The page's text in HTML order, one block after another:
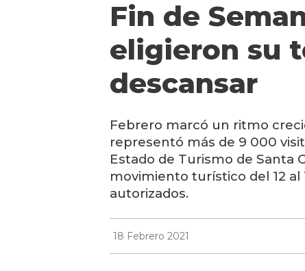
Fin de
eligieron su
descansar
Febrero marcó un ritmo
representó más de 9 000
Estado de Turismo de Santa
movimiento turístico del 12
autorizados.
18 Febrero 2021